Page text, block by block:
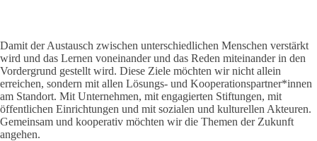
Damit der Austausch zwischen unterschiedlichen Menschen verstärkt
wird und das Lernen voneinander und das Reden miteinander in den
Vordergrund gestellt wird. Diese Ziele möchten wir nicht allein
erreichen, sondern mit allen Lösungs- und Kooperationspartner*innen
am Standort. Mit Unternehmen, mit engagierten Stiftungen, mit
öffentlichen Einrichtungen und mit sozialen und kulturellen Akteuren.
Gemeinsam und kooperativ möchten wir die Themen der Zukunft
angehen.